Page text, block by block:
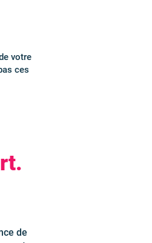
votre
ces
de